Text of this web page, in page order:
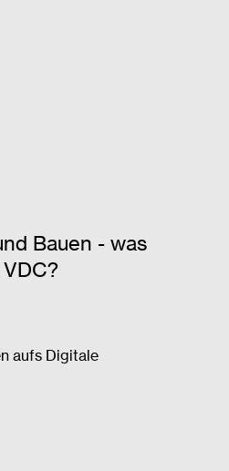
Bauen - was